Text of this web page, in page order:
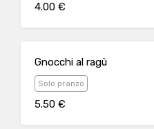
4.00 €
Gnocchi al ragù
Solo pranzo
5.50 €